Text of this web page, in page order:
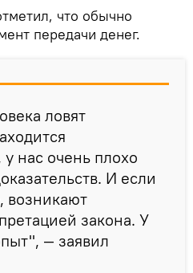
что обычно
передачи денег.
ловят
нас очень плохо
И если
возникают
закона. У
— заявил